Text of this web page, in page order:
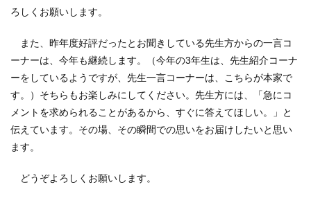
ろしくお願いします。
また、昨年度好評だったとお聞きしている先生方からの一言コ
ーナーは、今年も継続します。（今年の3年生は、先生紹介コーナ
ーをしているようですが、先生一言コーナーは、こちらが本家で
す。）そちらもお楽しみにしてください。先生方には、「急にコ
メントを求められることがあるから、すぐに答えてほしい。」と
伝えています。その場、その瞬間での思いをお届けしたいと思い
ます。
どうぞよろしくお願いします。